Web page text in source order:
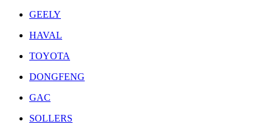
GEELY
HAVAL
TOYOTA
DONGFENG
GAC
SOLLERS